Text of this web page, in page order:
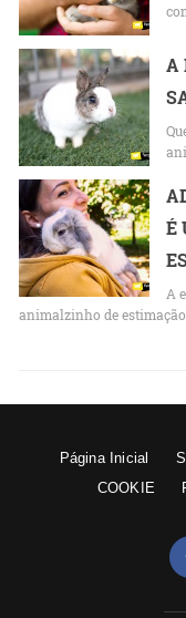
A
É
A
animalzinho de estimação
Página Inicial
COOKIE